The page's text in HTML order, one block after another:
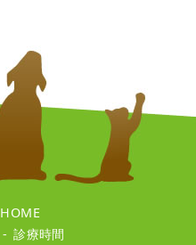
HOME
診療時間